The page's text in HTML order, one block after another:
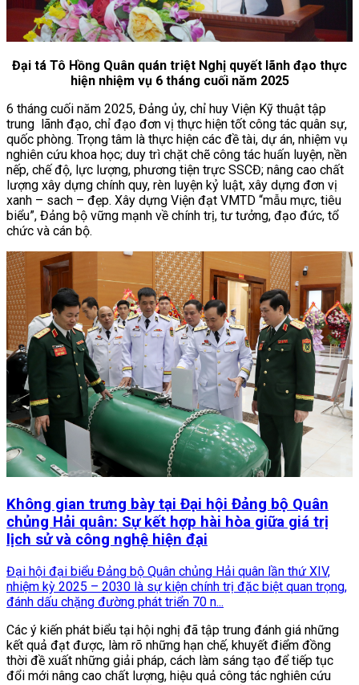
Đại tá Tô Hồng Quân quán triệt Nghị quyết lãnh đạo thực
hiện nhiệm vụ 6 tháng cuối năm 2025
6 tháng cuối năm 2025, Đảng ủy, chỉ huy Viện Kỹ thuật tập
trung lãnh đạo, chỉ đạo đơn vị thực hiện tốt công tác quân sự,
quốc phòng. Trọng tâm là thực hiện các đề tài, dự án, nhiệm vụ
nghiên cứu khoa học; duy trì chặt chẽ công tác huấn luyện, nền
nếp, chế độ, lực lượng, phương tiện trực SSCĐ; nâng cao chất
lượng xây dựng chính quy, rèn luyện kỷ luật, xây dựng đơn vị
xanh – sach – đẹp. Xây dựng Viện đạt VMTD “mẫu mực, tiêu
biểu”, Đảng bộ vững mạnh về chính trị, tư tưởng, đạo đức, tổ
chức và cán bộ.
Không gian trưng bày tại Đại hội Đảng bộ Quân
chủng Hải quân: Sự kết hợp hài hòa giữa giá trị
lịch sử và công nghệ hiện đại
Đại hội đại biểu Đảng bộ Quân chủng Hải quân lần thứ XIV,
nhiệm kỳ 2025 – 2030 là sự kiện chính trị đặc biệt quan trọng,
đánh dấu chặng đường phát triển 70 n...
Các ý kiến phát biểu tại hội nghị đã tập trung đánh giá những
kết quả đạt được, làm rõ những hạn chế, khuyết điểm đồng
thời đề xuất những giải pháp, cách làm sáng tạo để tiếp tục
đổi mới nâng cao chất lượng, hiệu quả công tác nghiên cứu